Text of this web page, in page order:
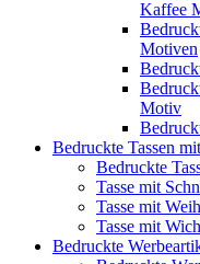
Kaffee
Motiven
Motiv
Bedruckte Tassen
Bedruckte
Tasse mit
Tasse mit
Tasse mit
Bedruckte